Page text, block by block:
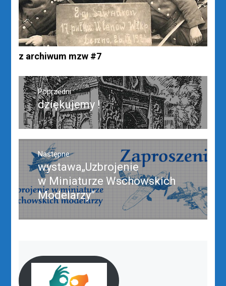
z archiwum mzw #7
Nawigacja
wpisuPoprzedni
Poprzedni
wpis:
dziękujemy !
Następne
Następny
post:
wystawa„Uzbrojenie
w Miniaturze Wschowskich
Modelarzy”